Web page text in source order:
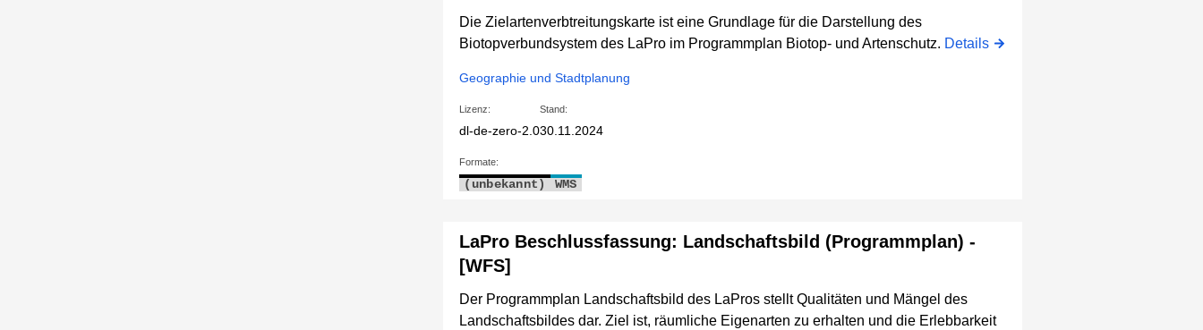
Die Zielartenverbtreitungskarte ist eine Grundlage für die Darstellung des
Biotopverbundsystem des LaPro im Programmplan Biotop- und Artenschutz. Details
Geographie und Stadtplanung
Lizenz:
dl-de-zero-2.0
Stand:
30.11.2024
Formate:
(unbekannt) WMS
LaPro Beschlussfassung: Landschaftsbild (Programmplan) -
[WFS]
Der Programmplan Landschaftsbild des LaPros stellt Qualitäten und Mängel des
Landschaftsbildes dar. Ziel ist, räumliche Eigenarten zu erhalten und die Erlebbarkeit